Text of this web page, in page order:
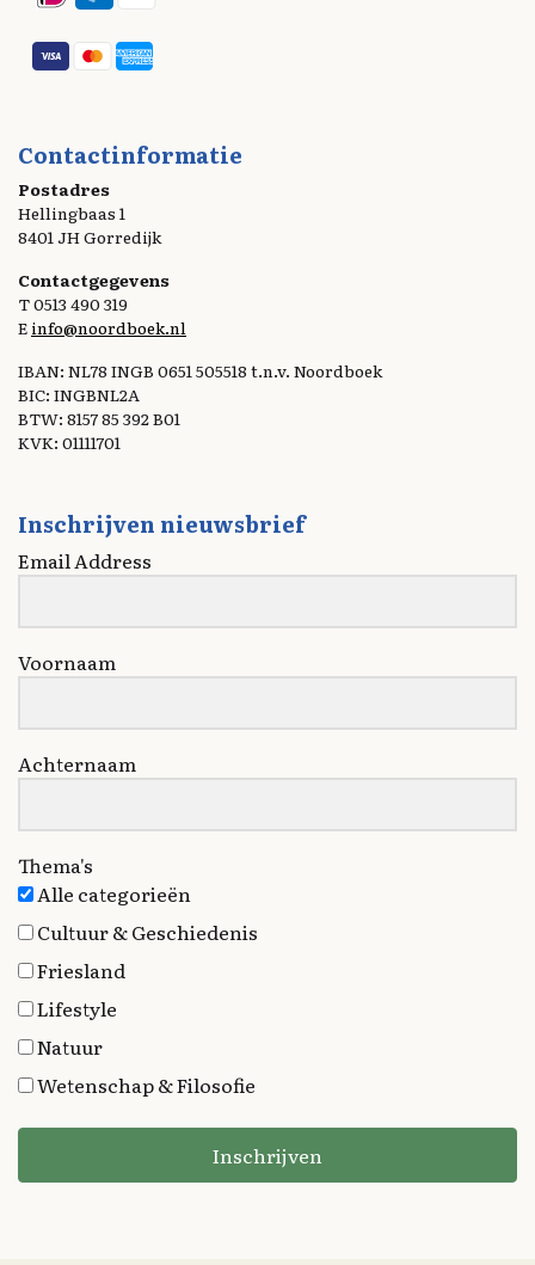
Contactinformatie
Postadres
Hellingbaas 1
8401 JH Gorredijk
Contactgegevens
T 0513 490 319
E info@noordboek.nl
IBAN: NL78 INGB 0651 505518 t.n.v. Noordboek
BIC: INGBNL2A
BTW: 8157 85 392 B01
KVK: 01111701
Inschrijven nieuwsbrief
Email Address
Voornaam
Achternaam
Thema's
Alle categorieën
Cultuur & Geschiedenis
Friesland
Lifestyle
Natuur
Wetenschap & Filosofie
Inschrijven